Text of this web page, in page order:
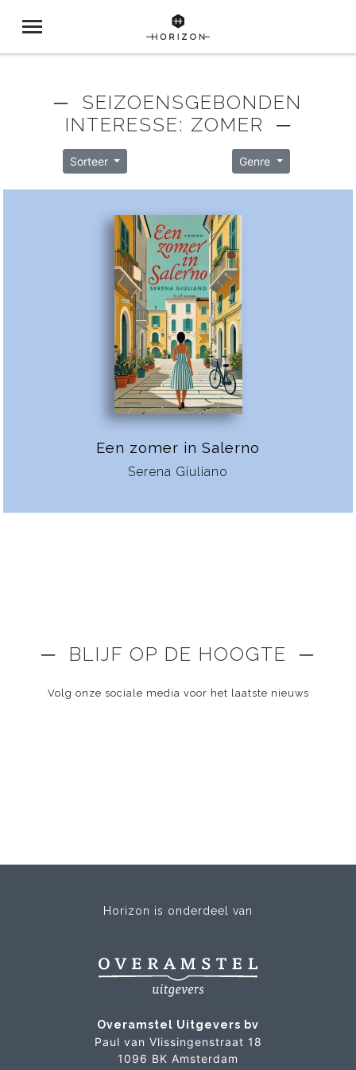
─ SEIZOENSGEBONDEN
INTERESSE: ZOMER ─
Sorteer Genre
Een zomer in Salerno
Serena Giuliano
─ BLIJF OP DE HOOGTE ─
Volg onze sociale media voor het laatste nieuws
Horizon is onderdeel van
Overamstel Uitgevers bv
Paul van Vlissingenstraat 18
1096 BK Amsterdam